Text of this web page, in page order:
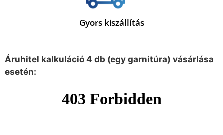
Gyors kiszállítás
Áruhitel kalkuláció 4 db (egy garnitúra) vásárlása
esetén: